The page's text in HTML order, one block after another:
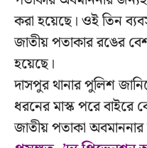
করা হয়েছে। ওই তিন
জাতীয় পতাকার রঙের
হয়েছে।
দাসপুর থানার পুলিশ
ধরনের মাস্ক পরে
জাতীয় পতাকা অবমাননার